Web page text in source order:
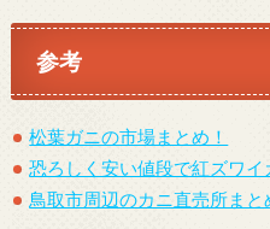
参考
松葉ガニの市場まとめ！
恐ろしく安い値段で紅ズワ
鳥取市周辺のカニ直売所まと